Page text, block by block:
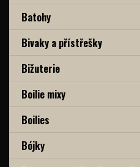
Batohy
Bivaky a přístřešky
Bižuterie
Boilie mixy
Boilies
Bójky